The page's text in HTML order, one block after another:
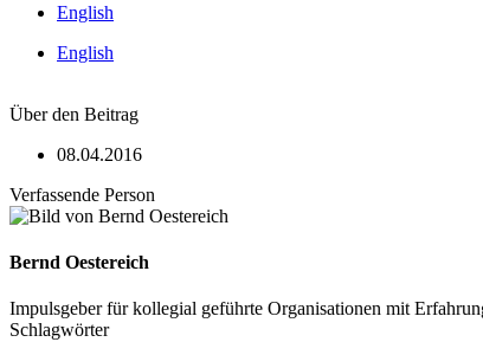
Eng­lish
Eng­lish
Über den Beitrag
08.04.2016
Verfassende Person
Bernd Oestereich
Impulsgeber für kollegial geführte Organi­sationen mit
Schlagwörter